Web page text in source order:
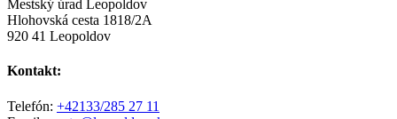
Mestský úrad Leopoldov
Hlohovská cesta 1818/2A
920 41 Leopoldov
Kontakt:
Telefón: +42133/285 27 11